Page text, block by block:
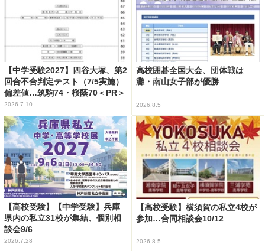
【中学受験2027】四谷大塚、第2
回合不合判定テスト（7/5実施）
偏差値…筑駒74・桜蔭70＜PR＞
2026.7.10
高校囲碁全国大会、団体戦は
灘・南山女子部が優勝
2026.8.5
【高校受験】【中学受験】兵庫
県内の私立31校が集結、個別相
談会9/6
2026.7.28
【高校受験】横須賀の私立4校が
参加…合同相談会10/12
2026.8.5